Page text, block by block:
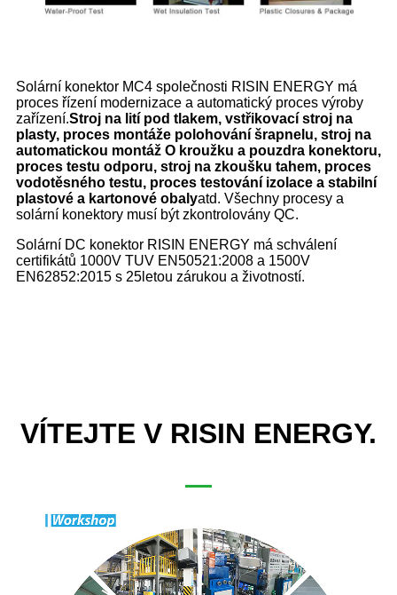
Solární konektor MC4 společnosti RISIN ENERGY má
proces řízení modernizace a automatický proces výroby
zařízení.Stroj na lití pod tlakem, vstřikovací stroj na
plasty, proces montáže polohování šrapnelu, stroj na
automatickou montáž O kroužku a pouzdra konektoru,
proces testu odporu, stroj na zkoušku tahem, proces
vodotěsného testu, proces testování izolace a stabilní
plastové a kartonové obalyatd. Všechny procesy a
solární konektory musí být zkontrolovány QC.
Solární DC konektor RISIN ENERGY má schválení
certifikátů 1000V TUV EN50521:2008 a 1500V
EN62852:2015 s 25letou zárukou a životností.
VÍTEJTE V RISIN ENERGY.